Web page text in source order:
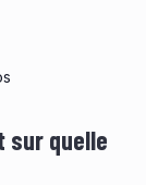
sur quelle